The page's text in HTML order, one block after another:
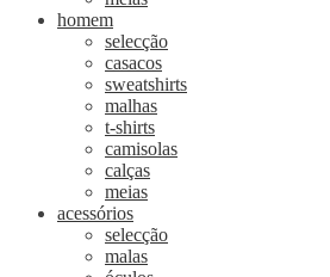
homem
selecção
casacos
sweatshirts
malhas
t-shirts
camisolas
calças
meias
acessórios
selecção
malas